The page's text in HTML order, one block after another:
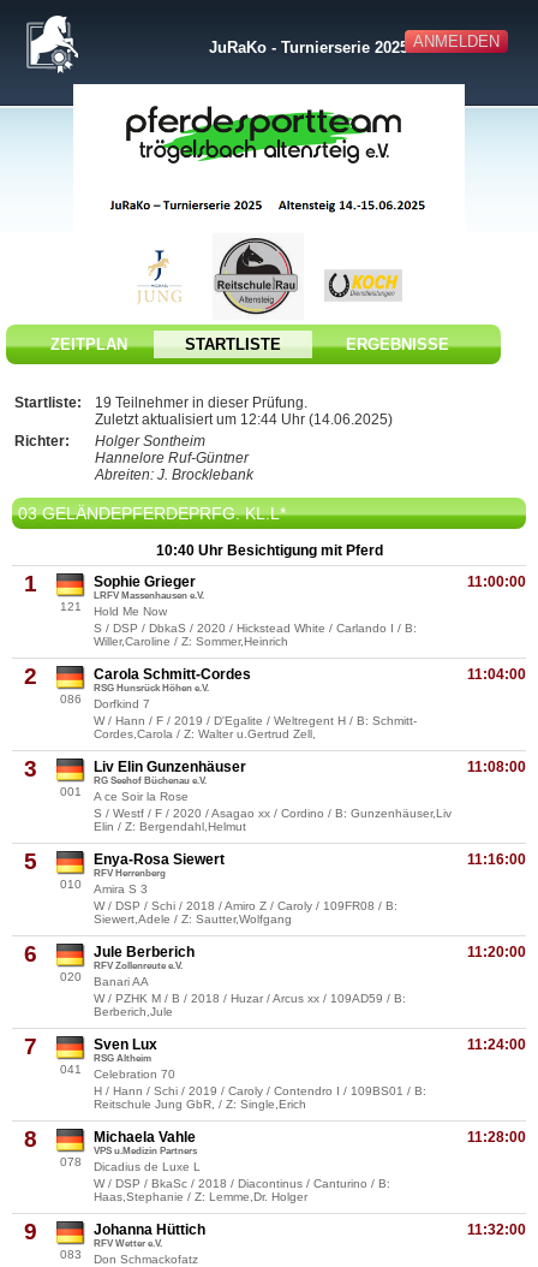
ANMELDEN
JuRaKo - Turnierserie 2025
ZEITPLAN STARTLISTE ERGEBNISSE
Startliste:
19 Teilnehmer in dieser Prüfung.
Zuletzt aktualisiert um 12:44 Uhr (14.06.2025)
Richter:
Holger Sontheim
Hannelore Ruf-Güntner
Abreiten: J. Brocklebank
03 GELÄNDEPFERDEPRFG. KL.L*
10:40 Uhr Besichtigung mit Pferd
1
121
11:00:00
Sophie Grieger
LRFV Massenhausen e.V.
Hold Me Now
S / DSP / DbkaS / 2020 / Hickstead White / Carlando I / B:
Willer,Caroline / Z: Sommer,Heinrich
2
086
11:04:00
Carola Schmitt-Cordes
RSG Hunsrück Höhen e.V.
Dorfkind 7
W / Hann / F / 2019 / D'Egalite / Weltregent H / B: Schmitt-
Cordes,Carola / Z: Walter u.Gertrud Zell,
3
001
11:08:00
Liv Elin Gunzenhäuser
RG Seehof Büchenau e.V.
A ce Soir la Rose
S / Westf / F / 2020 / Asagao xx / Cordino / B: Gunzenhäuser,Liv
Elin / Z: Bergendahl,Helmut
5
010
11:16:00
Enya-Rosa Siewert
RFV Herrenberg
Amira S 3
W / DSP / Schi / 2018 / Amiro Z / Caroly / 109FR08 / B:
Siewert,Adele / Z: Sautter,Wolfgang
6
020
11:20:00
Jule Berberich
RFV Zollenreute e.V.
Banari AA
W / PZHK M / B / 2018 / Huzar / Arcus xx / 109AD59 / B:
Berberich,Jule
7
041
11:24:00
Sven Lux
RSG Altheim
Celebration 70
H / Hann / Schi / 2019 / Caroly / Contendro I / 109BS01 / B:
Reitschule Jung GbR, / Z: Single,Erich
8
078
11:28:00
Michaela Vahle
VPS u.Medizin Partners
Dicadius de Luxe L
W / DSP / BkaSc / 2018 / Diacontinus / Canturino / B:
Haas,Stephanie / Z: Lemme,Dr. Holger
9
083
11:32:00
Johanna Hüttich
RFV Wetter e.V.
Don Schmackofatz